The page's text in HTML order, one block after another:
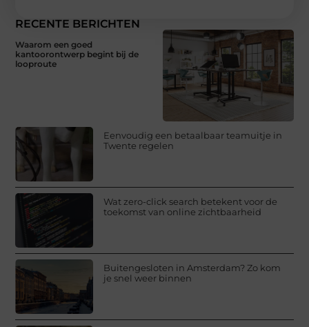
RECENTE BERICHTEN
Waarom een goed
kantoorontwerp begint bij de
looproute
Eenvoudig een betaalbaar teamuitje in
Twente regelen
Wat zero-click search betekent voor de
toekomst van online zichtbaarheid
Buitengesloten in Amsterdam? Zo kom
je snel weer binnen